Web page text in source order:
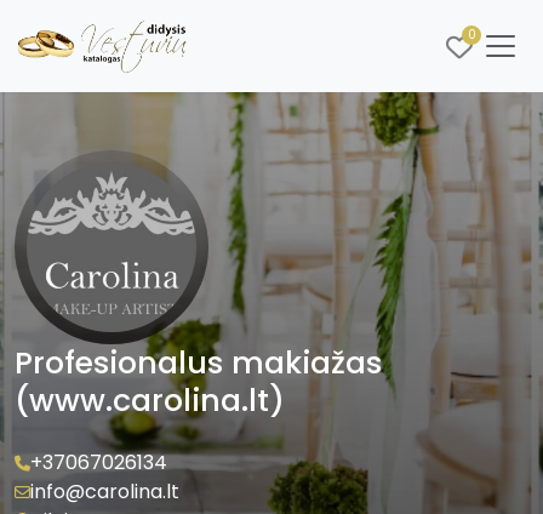
0
Profesionalus makiažas
(www.carolina.lt)
+37067026134
info@carolina.lt